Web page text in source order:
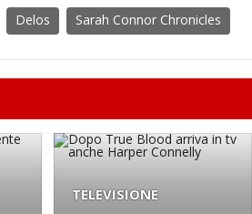
Delos Sarah Connor Chronicles
TELEVISIONE